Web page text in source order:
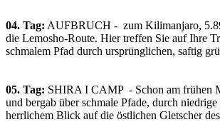
04. Tag: AUFBRUCH - zum Kilimanjaro,
die Lemosho-Route. Hier treffen Sie auf Ihre
schmalem Pfad durch ursprünglichen, saftig
05. Tag: SHIRA I CAMP - Schon am frühen
und bergab über schmale Pfade, durch
herrlichem Blick auf die östlichen Gletscher